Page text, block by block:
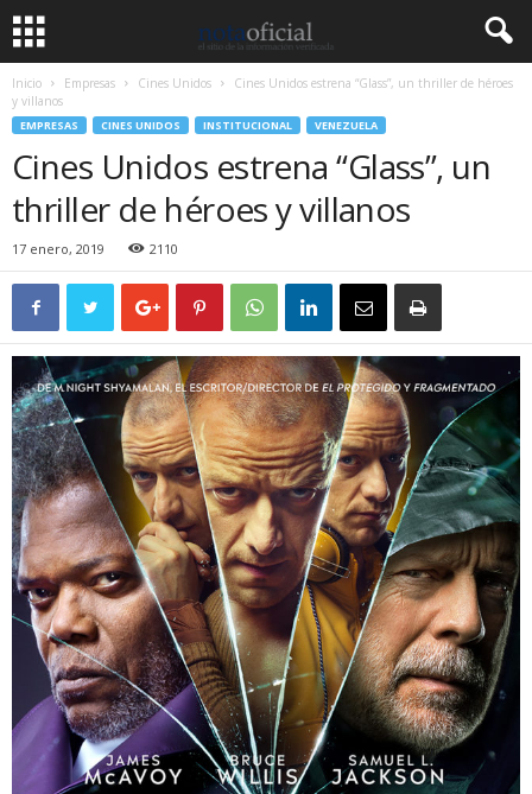
Inicio Empresas Cines Unidos
Cines Unidos estrena “Glass”, un thriller de héroes
y villanos
EMPRESAS CINES UNIDOS INSTITUCIONAL VENEZUELA
Cines Unidos estrena “Glass”, un
thriller de héroes y villanos
17 enero, 2019 2110